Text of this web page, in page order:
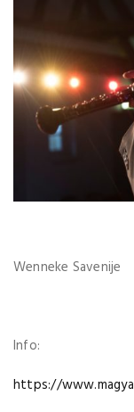
Wenneke Savenije
Info:
https://